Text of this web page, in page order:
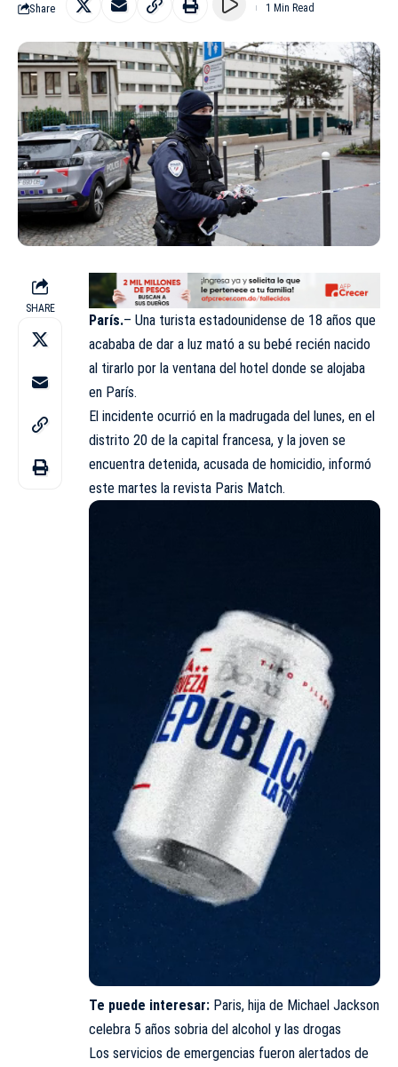
Share 1 Min Read
SHARE
París.– Una turista estadounidense de 18 años que
acababa de dar a luz mató a su bebé recién nacido
al tirarlo por la ventana del hotel donde se alojaba
en París.
El incidente ocurrió en la madrugada del lunes, en el
distrito 20 de la capital francesa, y la joven se
encuentra detenida, acusada de homicidio, informó
este martes la revista Paris Match.
Te puede interesar: Paris, hija de Michael Jackson
celebra 5 años sobria del alcohol y las drogas
Los servicios de emergencias fueron alertados de